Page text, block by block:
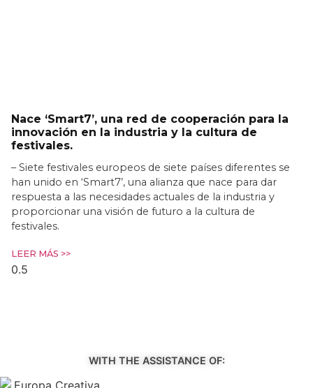
Nace ‘Smart7’, una red de cooperación para la
innovación en la industria y la cultura de
festivales.
– Siete festivales europeos de siete países diferentes se
han unido en ‘Smart7’, una alianza que nace para dar
respuesta a las necesidades actuales de la industria y
proporcionar una visión de futuro a la cultura de
festivales.
LEER MÁS >>
WITH THE ASSISTANCE OF: